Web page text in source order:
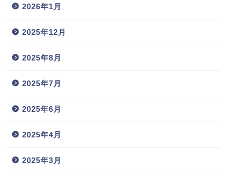
2026年1月
2025年12月
2025年8月
2025年7月
2025年6月
2025年4月
2025年3月